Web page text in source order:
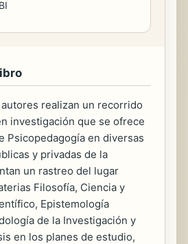
realizan un recorrido
investigación que se ofrece
Psicopedagogía en diversas
y privadas de la
un rastreo del lugar
Filosofía, Ciencia y
Epistemología
de la Investigación y
en los planes de estudio,